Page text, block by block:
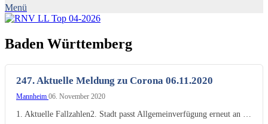
Baden Württemberg
247. Aktuelle Meldung zu Corona 06.11.2020
Mannheim 06. November 2020
1. Aktuelle Fallzahlen2. Stadt passt Allgemeinverfügung erneut an …